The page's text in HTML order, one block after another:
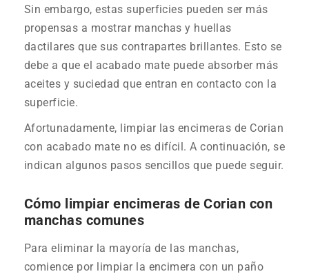
Sin embargo, estas superficies pueden ser más
propensas a mostrar manchas y huellas
dactilares que sus contrapartes brillantes. Esto se
debe a que el acabado mate puede absorber más
aceites y suciedad que entran en contacto con la
superficie.
Afortunadamente, limpiar las encimeras de Corian
con acabado mate no es difícil. A continuación, se
indican algunos pasos sencillos que puede seguir.
Cómo limpiar encimeras de Corian con
manchas comunes
Para eliminar la mayoría de las manchas,
comience por limpiar la encimera con un paño